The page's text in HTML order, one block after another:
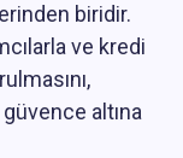
biridir.
ve kredi
güvence altına